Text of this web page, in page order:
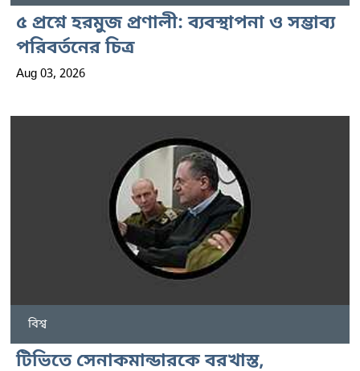
৫ প্রশ্নে হরমুজ প্রণালী: ব্যবস্থাপনা ও সম্ভাব্য
পরিবর্তনের চিত্র
Aug 03, 2026
বিশ্ব
টিভিতে সেনাকমান্ডারকে বরখাস্ত,